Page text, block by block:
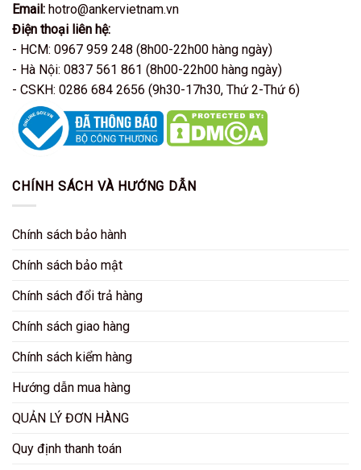
Email: hotro@ankervietnam.vn
Điện thoại liên hệ:
- HCM: 0967 959 248 (8h00-22h00 hàng ngày)
- Hà Nội: 0837 561 861 (8h00-22h00 hàng ngày)
- CSKH: 0286 684 2656 (9h30-17h30, Thứ 2-Thứ 6)
CHÍNH SÁCH VÀ HƯỚNG DẪN
Chính sách bảo hành
Chính sách bảo mật
Chính sách đổi trả hàng
Chính sách giao hàng
Chính sách kiểm hàng
Hướng dẫn mua hàng
QUẢN LÝ ĐƠN HÀNG
Quy định thanh toán